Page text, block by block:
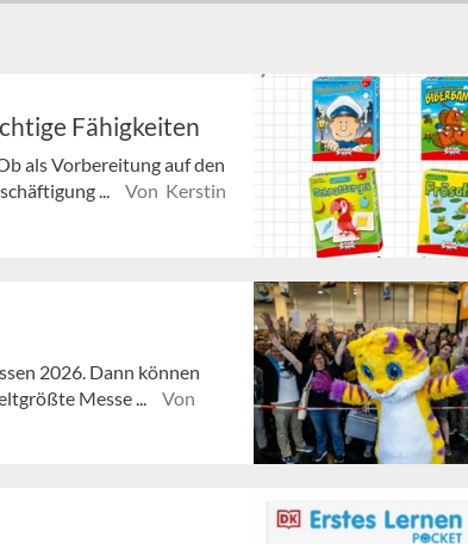
Fähigkeiten
als Vorbereitung auf den
...
Von Kerstin
2026. Dann können
Messe ...
Von